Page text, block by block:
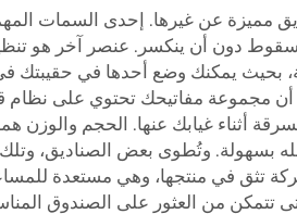
مميزة عن غيرها. إحدى السمات
دون أن ينكسر. عنصر آخر هو
بحيث يمكنك وضع أحدها في حقيبتك
مفاتيحك تحتوي على نظام قفل
أثناء غيابك عنها. الحجم والوزن
بسهولة. وتُطوى بعض الصناديق،
تثق في منتجها، وهي مستعدة